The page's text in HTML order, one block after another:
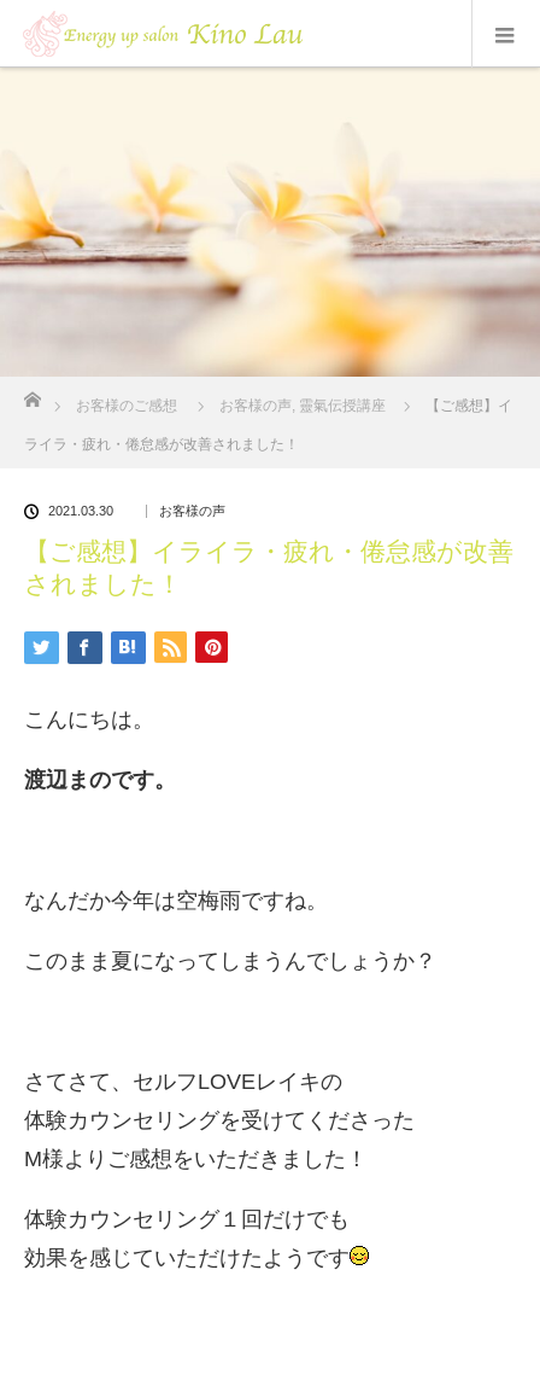
お客様のご感想 お客様の声, 靈氣伝授講座 【ご感想】イ
ライラ・疲れ・倦怠感が改善されました！
2021.03.30 お客様の声
【ご感想】イライラ・疲れ・倦怠感が改善
されました！
こんにちは。
渡辺まのです。
なんだか今年は空梅雨ですね。
このまま夏になってしまうんでしょうか？
さてさて、セルフLOVEレイキの
体験カウンセリングを受けてくださった
M様よりご感想をいただきました！
体験カウンセリング１回だけでも
効果を感じていただけたようです